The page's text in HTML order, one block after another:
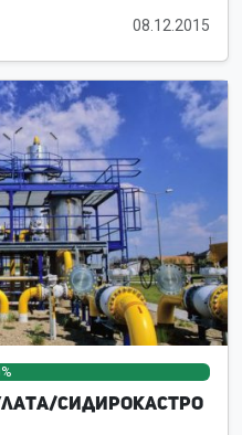
08.12.2015
Сидирокастро